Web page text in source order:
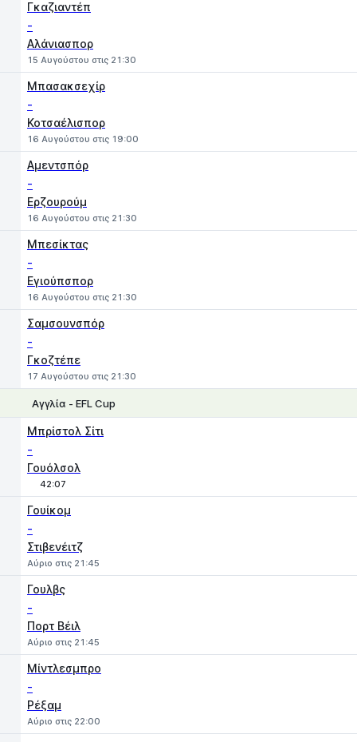
Γκαζιαντέπ
-
Αλάνιασπορ
15 Αυγούστου στις 21:30
Μπασακσεχίρ
-
Κοτσαέλισπορ
16 Αυγούστου στις 19:00
Αμεντσπόρ
-
Ερζουρούμ
16 Αυγούστου στις 21:30
Μπεσίκτας
-
Εγιούπσπορ
16 Αυγούστου στις 21:30
Σαμσουνσπόρ
-
Γκοζτέπε
17 Αυγούστου στις 21:30
Αγγλία - EFL Cup
Μπρίστολ Σίτι
-
Γουόλσολ
42:07
Γουίκομ
-
Στιβενέιτζ
Αύριο στις 21:45
Γουλβς
-
Πορτ Βέιλ
Αύριο στις 21:45
Μίντλεσμπρο
-
Ρέξαμ
Αύριο στις 22:00